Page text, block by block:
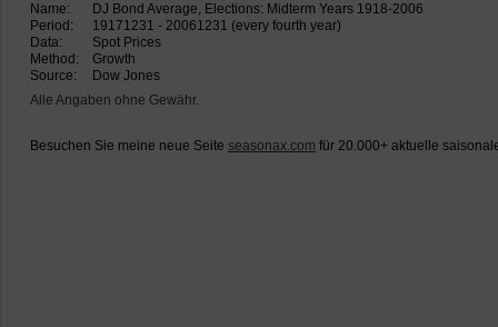
Name:
Period:
Data:
Method:
Source:
DJ Bond Average, Elections: Midterm Years 1918-2006
19171231 - 20061231 (every fourth year)
Spot Prices
Growth
Dow Jones
Alle Angaben ohne Gewähr.
Besuchen Sie meine neue Seite seasonax.com für 20.000+ aktuelle